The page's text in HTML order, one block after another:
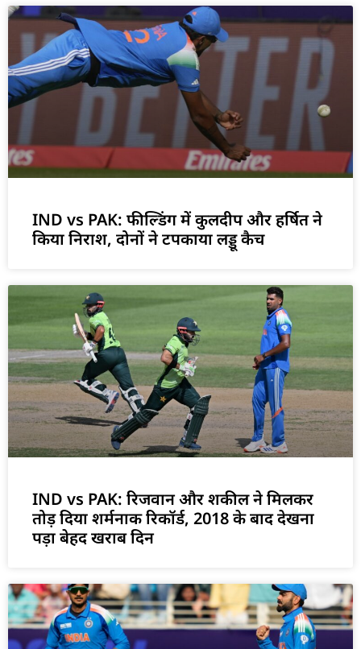
IND vs PAK: फील्डिंग में कुलदीप और हर्षित ने
किया निराश, दोनों ने टपकाया लड्डू कैच
IND vs PAK: रिजवान और शकील ने मिलकर
तोड़ दिया शर्मनाक रिकॉर्ड, 2018 के बाद देखना
पड़ा बेहद खराब दिन